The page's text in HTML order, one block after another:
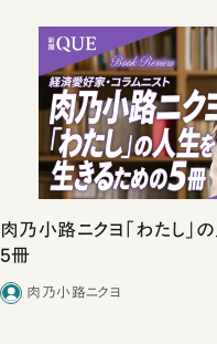
肉乃小路ニクヨ「わたし」
5冊
肉乃小路ニクヨ